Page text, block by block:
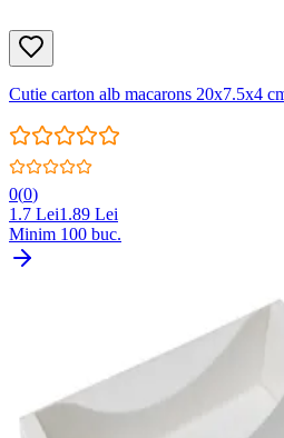
Cutie carton alb macarons 20x7.5x4
0(0)
1.7 Lei1.89 Lei
Minim 100 buc.